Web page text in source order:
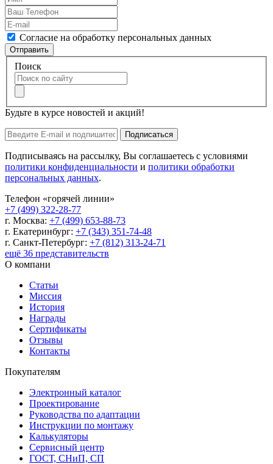
Согласие на обработку персональных данных
Отправить
Поиск
Будьте в курсе новостей и акций!
Подписаться
Подписываясь на рассылку, Вы соглашаетесь с условиями
политики конфиденциальности и политики обработки
персональных данных.
Телефон «горячей линии»
+7 (499) 322-28-77
г. Москва: +7 (499) 653-88-73
г. Екатеринбург: +7 (343) 351-74-48
г. Санкт-Петербург: +7 (812) 313-24-71
ещё 36 представительств
О компани
Статьи
Миссия
История
Награды
Сертификаты
Отзывы
Контакты
Покупателям
Электронный каталог
Проектирование
Руководства по адаптации
Инструкции по монтажу
Калькуляторы
Сервисный центр
ГОСТ, СНиП, СП